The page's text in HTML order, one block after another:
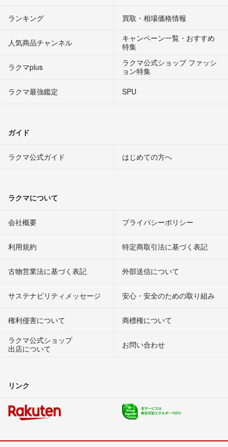
ランキング 買取・相場価格情報
人気商品チャンネル
キャンペーン一覧・おすすめ
特集
ラクマplus
ラクマ公式ショップ ファッシ
ョン特集
ラクマ最強鑑定
SPU
ガイド
ラクマ公式ガイド はじめての方へ
ラクマについて
会社概要 プライバシーポリシー
利用規約 特定商取引法に基づく表記
古物営業法に基づく表記 外部送信について
サステナビリティメッセージ 安心・安全のための取り組み
権利侵害について
商標権について
ラクマ公式ショップ
出店について
お問い合わせ
リンク